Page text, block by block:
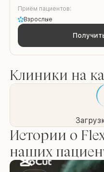
Приём пациентов:
Взрослые
Клиники на
Истории о
наших